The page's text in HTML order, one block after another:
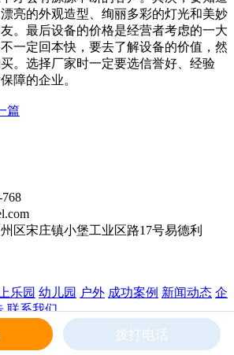
亮的外观造型、绚丽多彩的灯光和美妙
。最后设备的价格是经营者考虑的一大
一定回本快，要去了解设备的价值，然
。选择厂家时一定要选信誉好、经验
障的企业。
篇
区宋庄镇小堡工业区路17号易德利
乐园 幼儿园 户外 成功案例 新闻动态 企
联系我们
© 2017 Rights Reserved
拨打电话